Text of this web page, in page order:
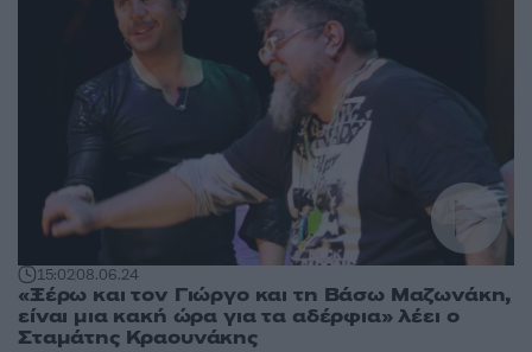
15:0208.06.24
«Ξέρω και τον Γιώργο και τη Βάσω Μαζωνάκη,
είναι μια κακή ώρα για τα αδέρφια» λέει ο
Σταμάτης Κραουνάκης